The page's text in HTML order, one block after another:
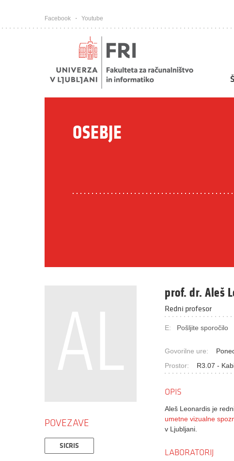
Facebook Youtube
OSEBJE
POVEZAVE
SICRIS
prof. dr. Aleš
Redni profesor
E: Pošljite sporočilo
Govorilne ure:
Prostor:
R3.07 -
OPIS
Aleš Leonardis je
umetne vizualne
v Ljubljani.
LABORATORIJ